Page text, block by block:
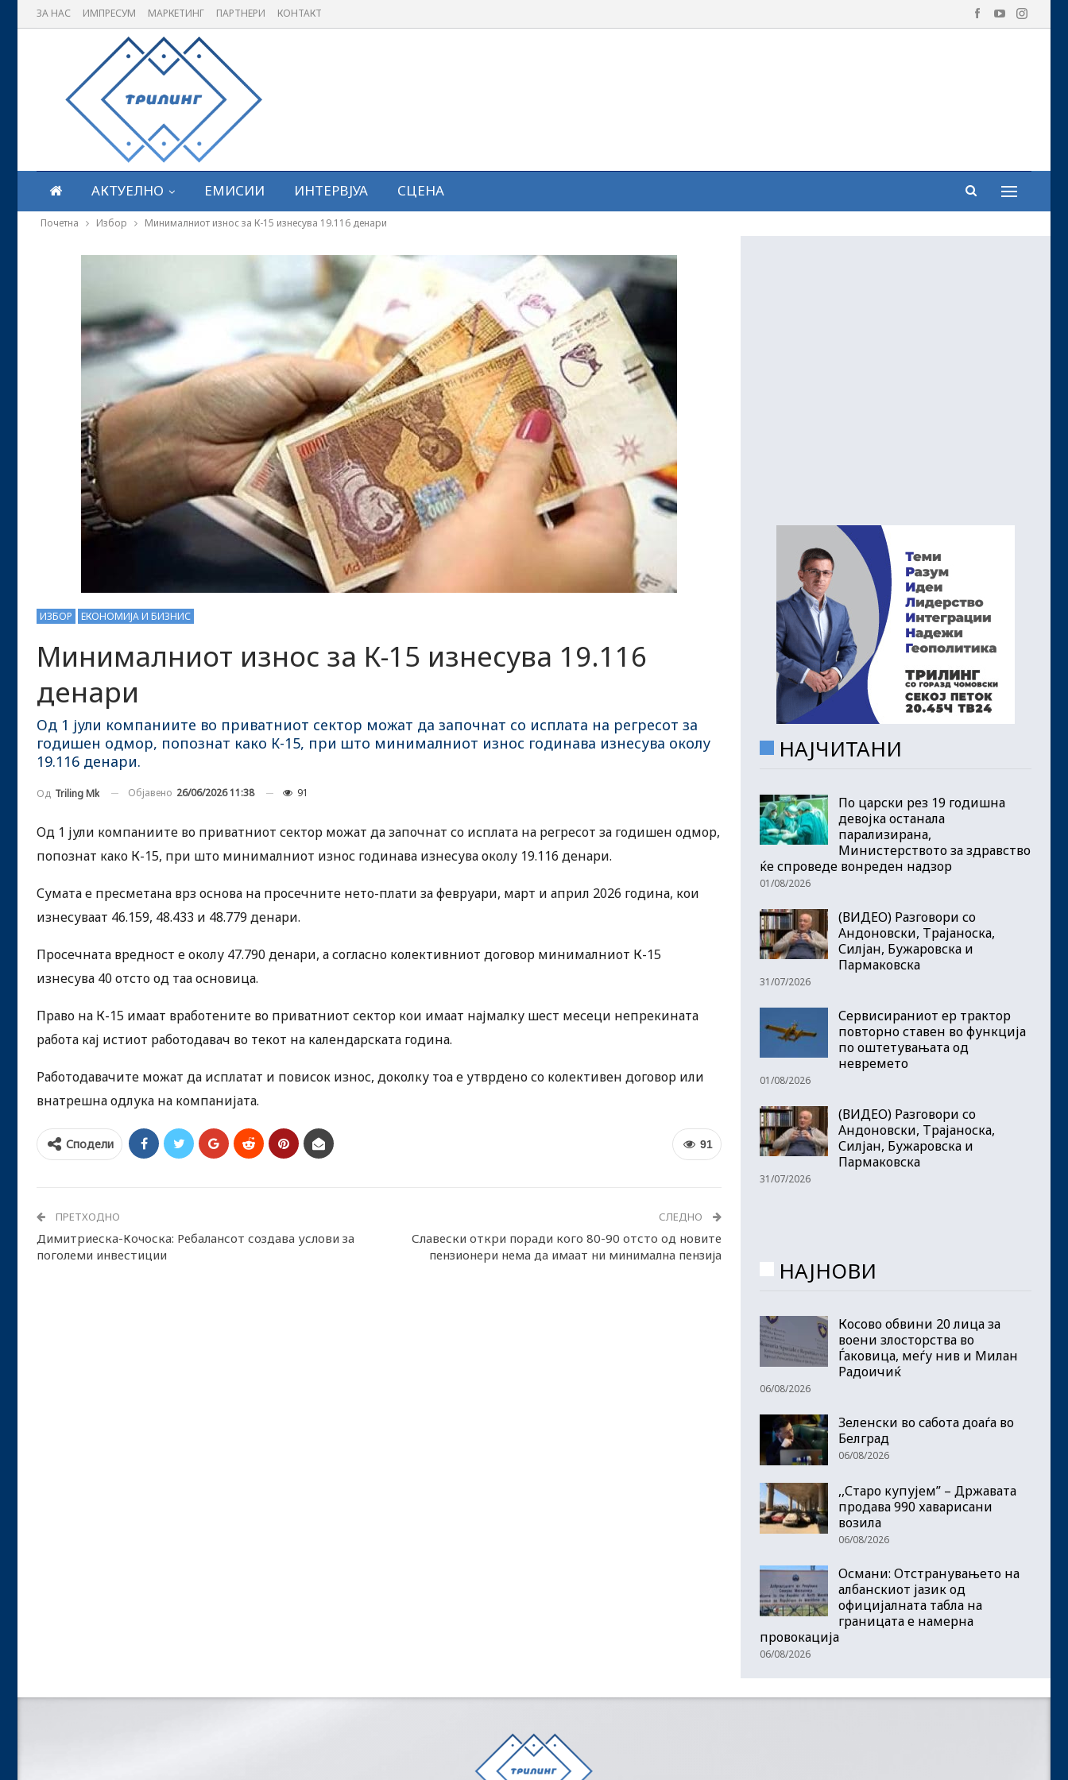
ЗА НАС ИМПРЕСУМ МАРКЕТИНГ ПАРТНЕРИ КОНТАКТ
АКТУЕЛНО ЕМИСИИ ИНТЕРВЈУА СЦЕНА
Почетна Избор Минималниот износ за К-15 изнесува 19.116 денари
ИЗБОР ЕКОНОМИЈА И БИЗНИС
Минималниот износ за К-15 изнесува 19.116
денари
Од 1 јули компаниите во приватниот сектор можат да започнат со исплата на регресот за
годишен одмор, попознат како К-15, при што минималниот износ годинава изнесува околу
19.116 денари.
Од Triling Mk Објавено 26/06/2026 11:38 91
Од 1 јули компаниите во приватниот сектор можат да започнат со исплата на регресот за годишен одмор,
попознат како К-15, при што минималниот износ годинава изнесува околу 19.116 денари.
Сумата е пресметана врз основа на просечните нето-плати за февруари, март и април 2026 година, кои
изнесуваат 46.159, 48.433 и 48.779 денари.
Просечната вредност е околу 47.790 денари, а согласно колективниот договор минималниот К-15
изнесува 40 отсто од таа основица.
Право на К-15 имаат вработените во приватниот сектор кои имаат најмалку шест месеци непрекината
работа кај истиот работодавач во текот на календарската година.
Работодавачите можат да исплатат и повисок износ, доколку тоа е утврдено со колективен договор или
внатрешна одлука на компанијата.
91
Сподели
ПРЕТХОДНО
Димитриеска-Кочоска: Ребалансот создава услови за
поголеми инвестиции
СЛЕДНО
Славески откри поради кого 80-90 отсто од новите
пензионери нема да имаат ни минимална пензија
НАЈЧИТАНИ
По царски рез 19 годишна
девојка останала
парализирана,
Министерството за здравство
ќе спроведе вонреден надзор
01/08/2026
(ВИДЕО) Разговори со
Андоновски, Трајаноска,
Силјан, Бужаровска и
Пармаковска
31/07/2026
Сервисираниот ер трактор
повторно ставен во функција
по оштетувањата од
невремето
01/08/2026
(ВИДЕО) Разговори со
Андоновски, Трајаноска,
Силјан, Бужаровска и
Пармаковска
31/07/2026
НАЈНОВИ
Косово обвини 20 лица за
воени злосторства во
Ѓаковица, меѓу нив и Милан
Радоичиќ
06/08/2026
Зеленски во сабота доаѓа во
Белград
06/08/2026
,,Старо купујем” – Државата
продава 990 хаварисани
возила
06/08/2026
Османи: Отстранувањето на
албанскиот јазик од
официјалната табла на
границата е намерна
провокација
06/08/2026